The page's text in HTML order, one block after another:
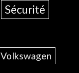
Sécurité
Volkswagen